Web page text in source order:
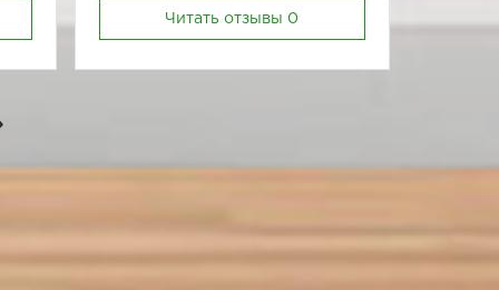
Читать отзывы 0